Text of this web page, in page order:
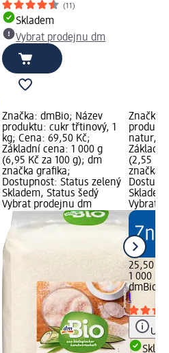
(11)
Skladem
Vybrat prodejnu dm
Značka: dmBio; Název
produktu: cukr třtinový, 1
kg; Cena: 69,50 Kč;
Základní cena: 1 000 g
(6,95 Kč za 100 g); dm
značka grafika;
Dostupnost: Status zelený
Skladem, Status šedý
Vybrat prodejnu dm
Značka:
natur, 1
(2,55 Kč
značka
Vybrat
25,50 Kč
1 000 ml
dmBio
l